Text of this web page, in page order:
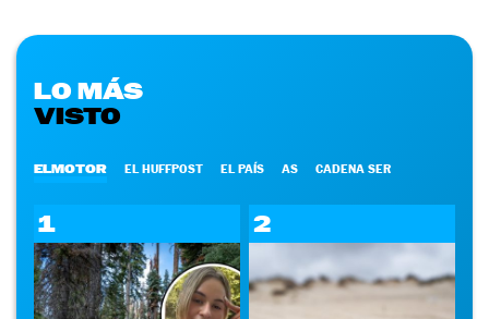
LO MÁS
VISTO
ELMOTOR EL HUFFPOST EL PAÍS AS CADENA SER
1 2